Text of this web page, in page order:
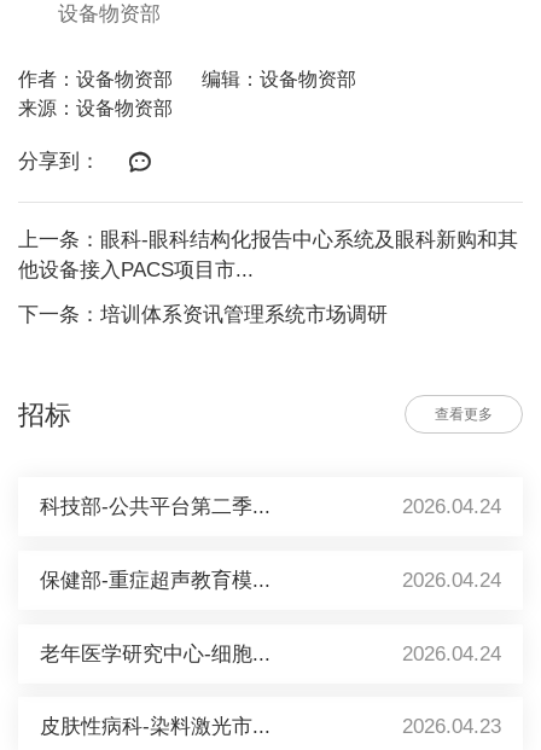
设备物资部
作者：设备物资部
编辑：设备物资部
来源：设备物资部
分享到：
上一条：眼科-眼科结构化报告中心系统及眼科新购和其
他设备接入PACS项目市...
下一条：培训体系资讯管理系统市场调研
招标 查看更多
科技部-公共平台第二季... 2026.04.24
保健部-重症超声教育模... 2026.04.24
老年医学研究中心-细胞... 2026.04.24
皮肤性病科-染料激光市... 2026.04.23